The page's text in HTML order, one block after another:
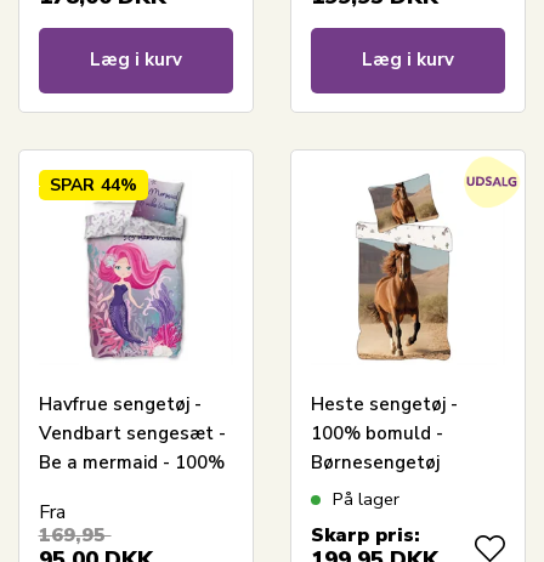
Læg i kurv Læg i kurv
SPAR 44%
Havfrue sengetøj -
Vendbart sengesæt -
Be a mermaid - 100%
sengelinned
Fra
169,95
Heste sengetøj -
100% bomuld -
Børnesengetøj
140x200 cm - Brun
På lager
Skarp pris: